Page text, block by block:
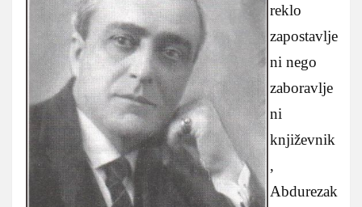
reklo
zapostavlje
ni nego
zaboravlje
ni
književnik
,
Abdurezak